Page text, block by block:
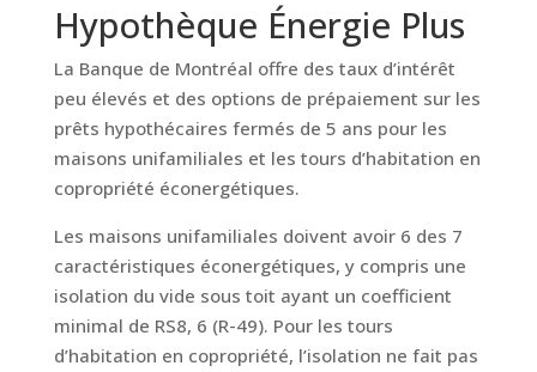
Hypothèque Énergie Plus
La Banque de Montréal offre des taux d’intérêt
peu élevés et des options de prépaiement sur les
prêts hypothécaires fermés de 5 ans pour les
maisons unifamiliales et les tours d’habitation en
copropriété éconergétiques.
Les maisons unifamiliales doivent avoir 6 des 7
caractéristiques éconergétiques, y compris une
isolation du vide sous toit ayant un coefficient
minimal de RS8, 6 (R-49). Pour les tours
d’habitation en copropriété, l’isolation ne fait pas